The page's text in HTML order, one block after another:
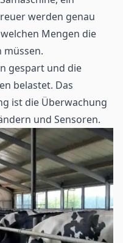
werden genau
Mengen die
müssen.
gespart und die
belastet. Das
ist die Überwachung
und Sensoren.